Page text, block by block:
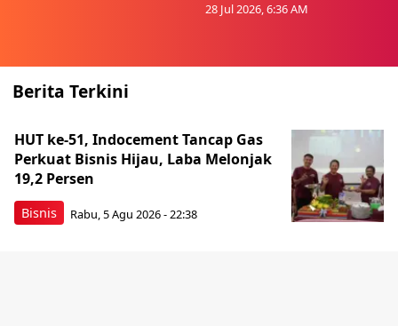
28 Jul 2026, 6:36 AM
Berita Terkini
Bisnis
HUT ke-51, Indocement Tancap Gas
Perkuat Bisnis Hijau, Laba Melonjak
19,2 Persen
Rabu, 5 Agu 2026 - 22:38